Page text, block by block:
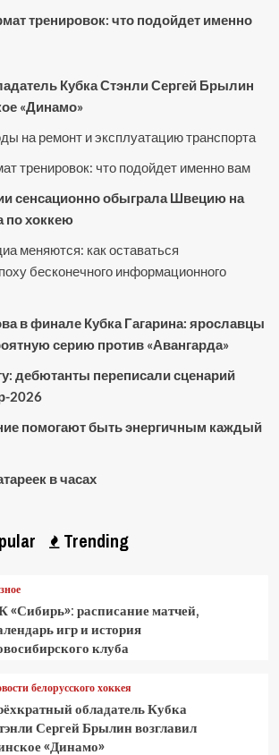
тренировок: что подойдет именно
Кубка Стэнли Сергей Брылин
«Динамо»
на ремонт и эксплуатацию транспорта
тренировок: что подойдет именно вам
сенсационно обыграла Швецию на
по хоккею
меняются: как оставаться
бесконечного информационного
в финале Кубка Гагарина: ярославцы
серию против «Авангарда»
дебютанты переписали сценарий
2026
помогают быть энергичным каждый
в часах
Trending
«Сибирь»: расписание матчей,
игр и история
клуба
белорусского хоккея
обладатель Кубка
Сергей Брылин возглавил
«Динамо»